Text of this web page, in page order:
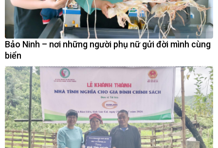
Bảo Ninh – nơi những người phụ nữ gửi đời mình cùng
biển